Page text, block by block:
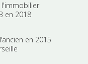
l'immobilier
en 2018
en 2015